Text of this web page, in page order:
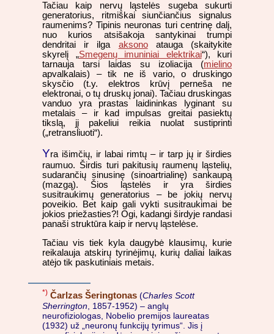
Tačiau kaip nervų ląstelės sugeba sukurti
generatorius, ritmiškai siunčiančius signalus
raumenims? Tipinis neuronas turi centrinę dalį,
nuo kurios atsišakoja santykinai trumpi
dendritai ir ilga aksonoatauga (skaitykite
skyrelį „Smegenų imuniniai elektrikai“), kuri
tarnauja tarsi laidas su izoliacija (mielino
apvalkalais) – tik ne iš vario, o druskingo
skysčio (t.y. elektros krūvį perneša ne
elektronai, o tų druskų jonai). Tačiau druskingas
vanduo yra prastas laidininkas lyginant su
metalais – ir kad impulsas greitai pasiektų
tikslą, jį pakeliui reikia nuolat sustiprinti
(„retransliuoti“).
Yra išimčių, ir labai rimtų – ir tarp jų ir širdies
raumuo. Širdis turi pakitusių raumenų ląstelių,
sudarančių sinusinę (sinoartrialinę) sankaupą
(mazgą). Šios ląstelės ir yra širdies
susitraukimų generatorius – be jokių nervų
poveikio. Bet kaip gali vykti susitraukimai be
jokios priežasties?! Ogi, kadangi širdyje randasi
panaši struktūra kaip ir nervų ląstelėse.
Tačiau vis tiek kyla daugybė klausimų, kurie
reikalauja atskirų tyrinėjimų, kurių daliai laikas
atėjo tik paskutiniais metais.
*) Čarlzas Šeringtonas (Charles Scott
Sherrington , 1857-1952) – anglų
neurofiziologas, Nobelio premijos laureatas
(1932) už „neuronų funkcijų tyrimus“. Jis į